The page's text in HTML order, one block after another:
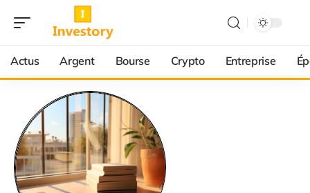
Actus Argent Bourse Crypto Entreprise